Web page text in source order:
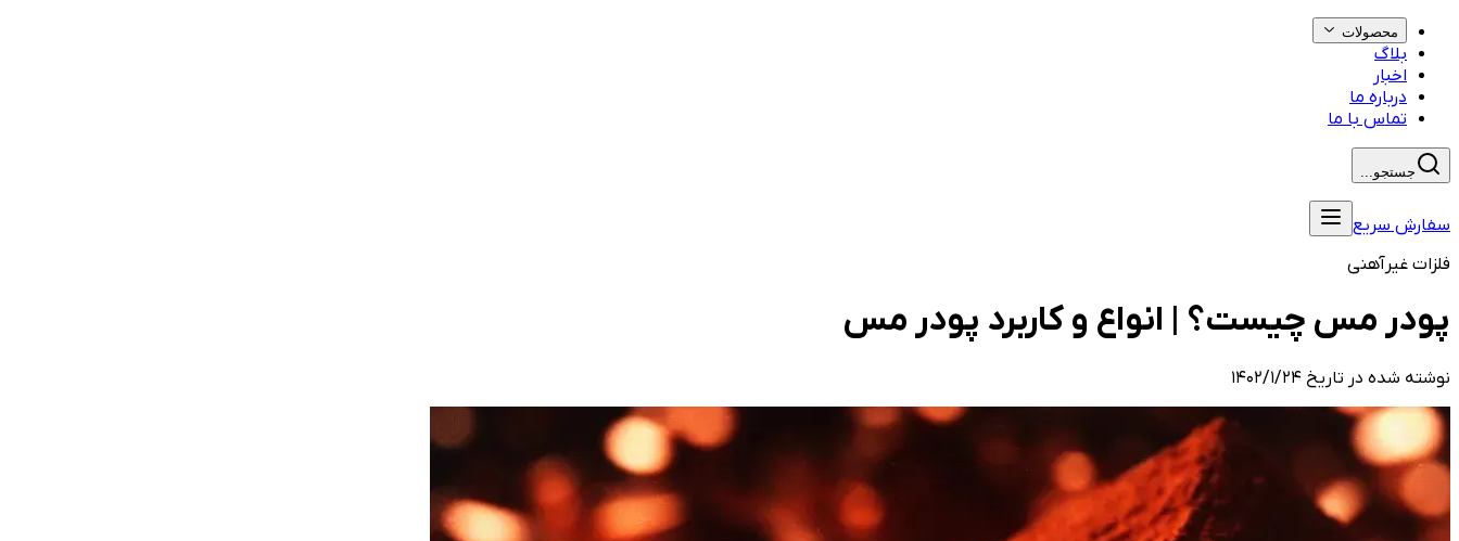
محصولات
بلاگ
اخبار
درباره ما
تماس با ما
جستجو...
سفارش سریع
فلزات غیرآهنی
پودر مس چیست؟ | انواع و کاربرد پودر مس
نوشته شده در تاریخ ۱۴۰۲/۱/۲۴